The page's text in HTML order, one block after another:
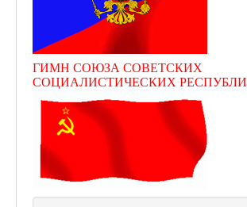
ГИМН СОЮЗА СОВЕТСКИХ
СОЦИАЛИСТИЧЕСКИХ